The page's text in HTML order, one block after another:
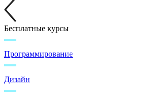
Бесплатные курсы
Программирование
Дизайн